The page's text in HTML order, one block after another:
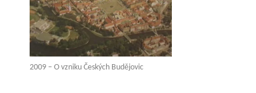
2009 – O vzniku Českých Budějovic